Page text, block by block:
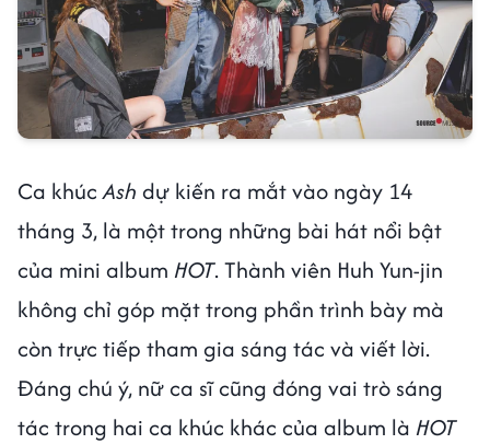
Ca khúcAsh dự kiến ra mắt vào ngày 14
tháng 3, là một trong những bài hát nổi bật
của mini album HOT. Thành viên Huh Yun-jin
không chỉ góp mặt trong phần trình bày mà
còn trực tiếp tham gia sáng tác và viết lời.
Đáng chú ý, nữ ca sĩ cũng đóng vai trò sáng
tác trong hai ca khúc khác của album là HOT